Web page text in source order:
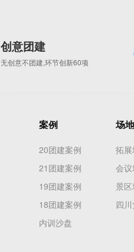
创意团建
无创意不团建,环节创新60项
案例
20团建案例
21团建案例
19团建案例
18团建案例
内训沙盘
场地
拓
会
景
四